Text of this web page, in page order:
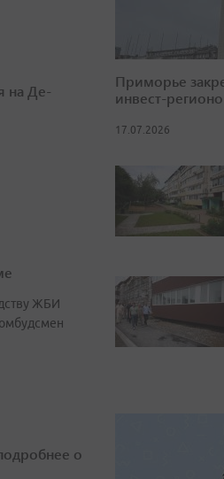
на Де-
ЖБИ
о
Приморье
инвест-
17.07.2026